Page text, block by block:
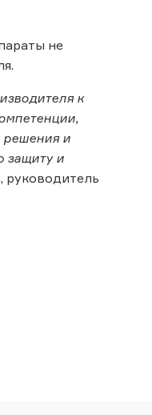
не
к
решения и
защиту и
руководитель